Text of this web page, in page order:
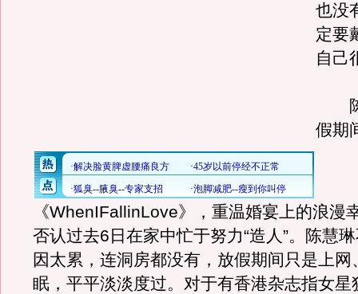
也没
定要
自己
陈
假期
《WhenIFallinLove》，重温婚宴上的浪漫
否认过去6日在家中忙于努力“造人”。陈慧
因太累，连洞房都没有，放假期间只是上网
眠，平平淡淡度过。对于有香港杂志指女星